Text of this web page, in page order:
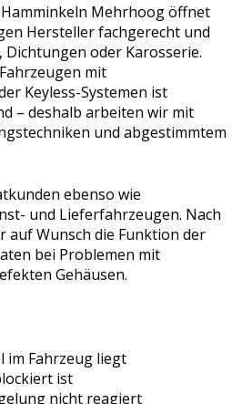
Mehrhoog öffnet
Hersteller fachgerecht und
Dichtungen oder Karosserie.
mit
Keyless-Systemen ist
– deshalb arbeiten wir mit
und abgestimmtem
ebenso wie
und Lieferfahrzeugen. Nach
Wunsch die Funktion der
bei Problemen mit
Gehäusen.
im Fahrzeug liegt
ist
nicht reagiert